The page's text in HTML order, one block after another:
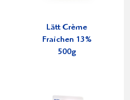
Lätt Crème
Fraichen 13%
500g